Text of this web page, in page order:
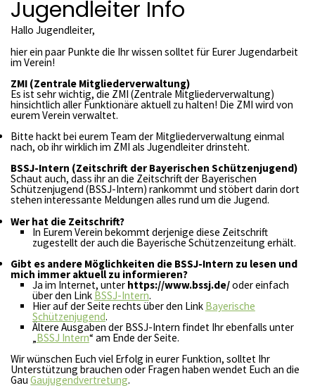
Jugendleiter Info
Hallo Jugendleiter,
hier ein paar Punkte die Ihr wissen solltet für Eurer Jugendarbeit
im Verein!
ZMI (Zentrale Mitgliederverwaltung)
Es ist sehr wichtig, die ZMI (Zentrale Mitgliederverwaltung)
hinsichtlich aller Funktionäre aktuell zu halten! Die ZMI wird von
eurem Verein verwaltet.
Bitte hackt bei eurem Team der Mitgliederverwaltung einmal
nach, ob ihr wirklich im ZMI als Jugendleiter drinsteht.
BSSJ-Intern (Zeitschrift der Bayerischen Schützenjugend)
Schaut auch, dass ihr an die Zeitschrift der Bayerischen
Schützenjugend (BSSJ-Intern) rankommt und stöbert darin dort
stehen interessante Meldungen alles rund um die Jugend.
Wer hat die Zeitschrift?
In Eurem Verein bekommt derjenige diese Zeitschrift
zugestellt der auch die Bayerische Schützenzeitung erhält.
Gibt es andere Möglichkeiten die BSSJ-Intern zu lesen und
mich immer aktuell zu informieren?
Ja im Internet, unter https://www.bssj.de/oder einfach
über den Link BSSJ-Intern.
Hier auf der Seite rechts über den Link Bayerische
Schützenjugend.
Ältere Ausgaben der BSSJ-Intern findet Ihr ebenfalls unter
„BSSJ Intern“ am Ende der Seite.
Wir wünschen Euch viel Erfolg in eurer Funktion, solltet Ihr
Unterstützung brauchen oder Fragen haben wendet Euch an die
GauGaujugendvertretung.